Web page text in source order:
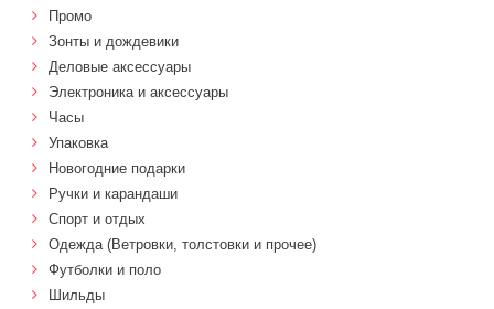
Промо
Зонты и дождевики
Деловые аксессуары
Электроника и аксессуары
Часы
Упаковка
Новогодние подарки
Ручки и карандаши
Спорт и отдых
Одежда (Ветровки, толстовки и прочее)
Футболки и поло
Шильды